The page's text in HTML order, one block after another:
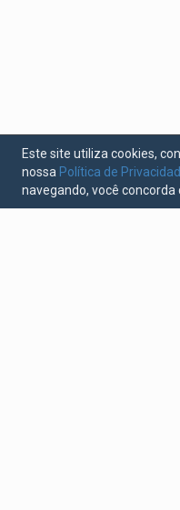
Este site utiliza cookies,
nossa Política de
navegando, você concorda